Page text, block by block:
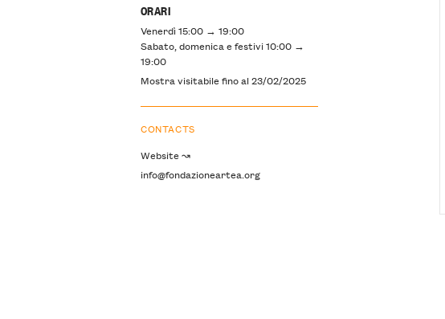
ORARI
Venerdì 15:00 → 19:00
Sabato, domenica e festivi 10:00 →
19:00
Mostra visitabile fino al 23/02/2025
CONTACTS
Website ↝
info@fondazioneartea.org